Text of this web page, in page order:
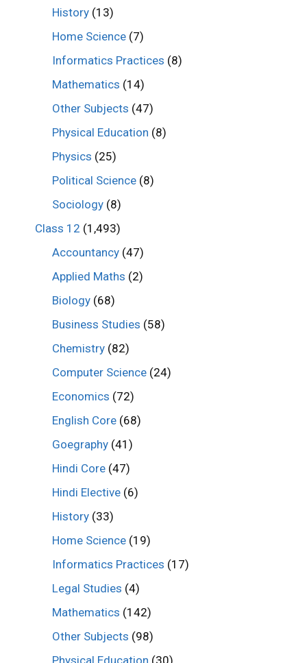
History (13)
Home Science (7)
Informatics Practices (8)
Mathematics (14)
Other Subjects (47)
Physical Education (8)
Physics (25)
Political Science (8)
Sociology (8)
Class 12 (1,493)
Accountancy (47)
Applied Maths (2)
Biology (68)
Business Studies (58)
Chemistry (82)
Computer Science (24)
Economics (72)
English Core (68)
Goegraphy (41)
Hindi Core (47)
Hindi Elective (6)
History (33)
Home Science (19)
Informatics Practices (17)
Legal Studies (4)
Mathematics (142)
Other Subjects (98)